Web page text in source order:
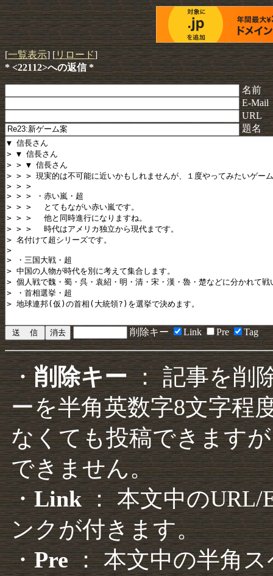
[一覧表示] [リロード]
* <22112>への返信 *
名前
E-Mail
URL
題名
削除キー Link Pre Tag
・削除キー： 記事を削
ーを半角英数字8文字程
なくても投稿できます
できません。
・Link： 本文中のURL/
ンクが付きます。
・Pre： 本文中の半角